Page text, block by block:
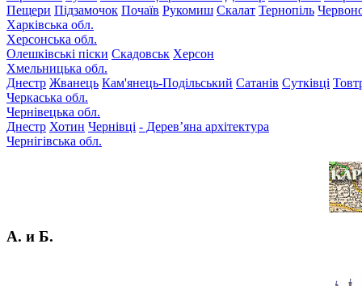
Пещери Підзамочок Почаїв Рукомиш Скалат Тернопіль
Харківська обл.
Херсонська обл.
Олешківські піски Скадовськ Херсон
Хмельницька обл.
Днестр Жванець Кам'янець-Подільський Сатанів Сутківці
Черкаська обл.
Чернівецька обл.
Днестр Хотин Чернівці - Дерев’яна архітектура
Чернігівська обл.
А. и Б.